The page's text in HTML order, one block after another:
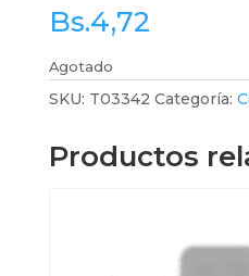
Bs.4,72
Agotado
SKU: T03342 Categoría:
Productos